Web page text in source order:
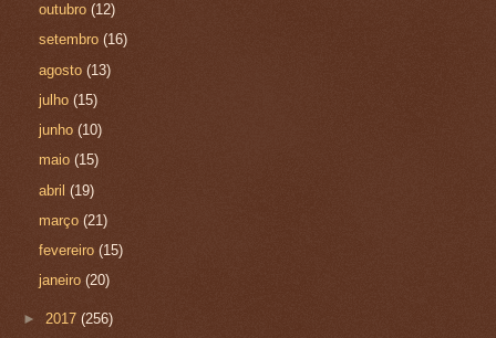
outubro(12)
setembro(16)
agosto(13)
julho(15)
junho(10)
maio(15)
abril(19)
março(21)
fevereiro(15)
janeiro(20)
► 2017 (256)